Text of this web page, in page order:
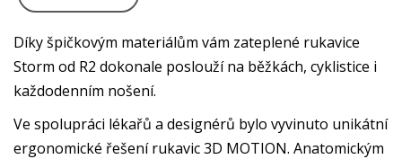
Díky špičkovým materiálům vám zateplené rukavice
Storm od R2 dokonale poslouží na běžkách, cyklistice i
každodenním nošení.
Ve spolupráci lékařů a designérů bylo vyvinuto unikátní
ergonomické řešení rukavic 3D MOTION. Anatomickým